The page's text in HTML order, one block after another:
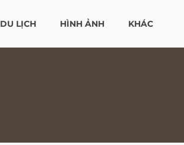
DU LỊCH HÌNH ẢNH KHÁC